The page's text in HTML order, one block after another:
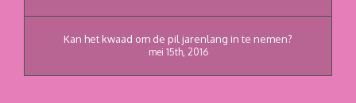
Kan het kwaad om de pil jarenlang in te nemen?
mei 15th, 2016